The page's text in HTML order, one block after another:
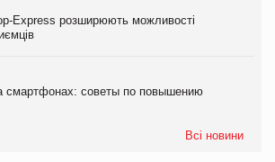
Express розширюють можливості
смартфонах: советы по повышению
Всі новини